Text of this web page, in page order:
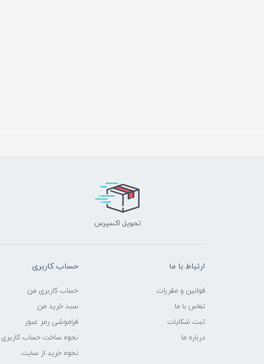
تحویل اکسپرس
ارتباط با ما
قوانین و مقررات
تماس با ما
ثبت شکایات
درباره ما
حساب کاربری
حساب کاربری من
سبد خرید من
فراموشی رمز عبور
نحوه ساخت حساب کاربری
نحوه خرید از سایت